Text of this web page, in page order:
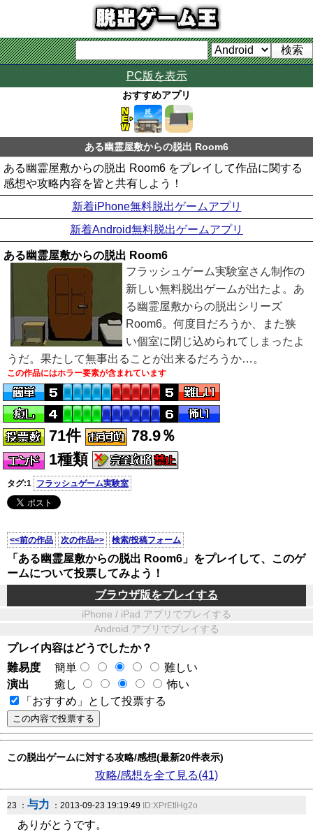
PC版を表示
おすすめアプリ
ある幽霊屋敷からの脱出 Room6
ある幽霊屋敷からの脱出 Room6 をプレイして作品に関する
感想や攻略内容を皆と共有しよう！
新着iPhone無料脱出ゲームアプリ
新着Android無料脱出ゲームアプリ
ある幽霊屋敷からの脱出 Room6
フラッシュゲーム実験室さん制作の
新しい無料脱出ゲームが出たよ。あ
る幽霊屋敷からの脱出シリーズ
Room6。何度目だろうか、また狭
い個室に閉じ込められてしまったよ
うだ。果たして無事出ることが出来るだろうか…。
この作品にはホラー要素が含まれています
71件
78.9％
1種類
タグ:1 フラッシュゲーム実験室
<<前の作品 次の作品>> 検索/投稿フォーム
「ある幽霊屋敷からの脱出 Room6」をプレイして、このゲ
ームについて投票してみよう！
ブラウザ版をプレイする
iPhone / iPad アプリでプレイする
Android アプリでプレイする
プレイ内容はどうでしたか？
難易度
簡単
難しい
演出
癒し
怖い
「おすすめ」として投票する
この脱出ゲームに対する攻略/感想(最新20件表示)
攻略/感想を全て見る(41)
23 ： 与力 ：2013-09-23 19:19:49 ID:XPrEtlHg2o
ありがとうです。